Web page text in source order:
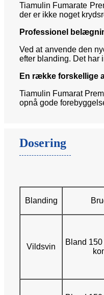
Tiamulin Fumarate
der er ikke noget
Professionel
Ved at anvende den
efter blanding. Det har
En række forskellige
Tiamulin Fumarat
opnå gode
Dosering
Blanding
Vildsvin
Bland